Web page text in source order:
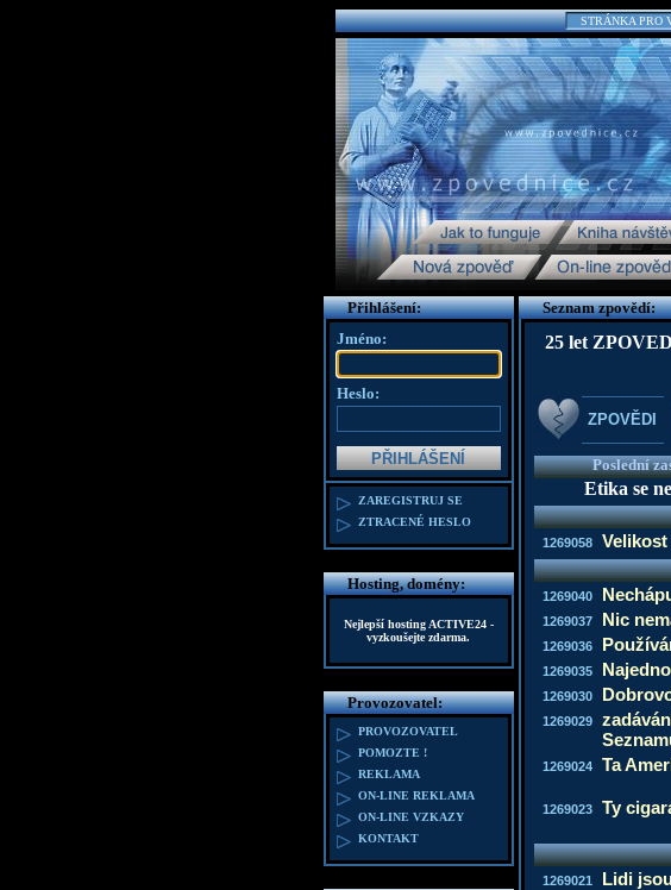
STRÁNKA PRO
Seznam zpovědí:
25 let
ZPOVĚDI
Poslední
Etika se
1269058
1269040
1269037
Nic
1269036
1269035
1269030
1269029
1269024 Ta
1269023 Ty
1269021 Lidi
Přihlášení:
Jméno:
Heslo:
ZAREGISTRUJ SE
ZTRACENÉ HESLO
Hosting, domény:
Nejlepší hosting ACTIVE24-
vyzkoušejte zdarma.
Provozovatel:
PROVOZOVATEL
POMOZTE !
REKLAMA
ON-LINE REKLAMA
ON-LINE VZKAZY
KONTAKT